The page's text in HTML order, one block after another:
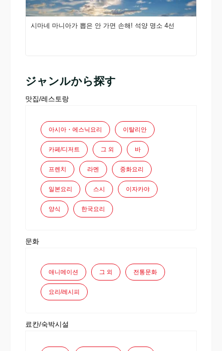
시마네 마니아가 뽑은 안 가면 손해! 석양 명소 4선
ジャンルから探す
맛집/레스토랑
아시아・에스닉요리 이탈리안
카페/디저트 그 외 바
프렌치 라멘 중화요리
일본요리 스시 이자카야
양식 한국요리
문화
애니메이션 그 외 전통문화
요리/레시피
료칸/숙박시설